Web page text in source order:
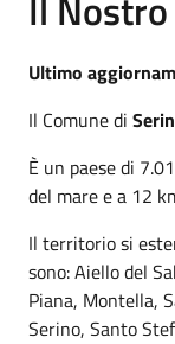
Ultimo
Il Comune di
È un paese di
del mare e a 12
Il territorio si
sono: Aiello del
Piana, Montella,
Serino, Santo